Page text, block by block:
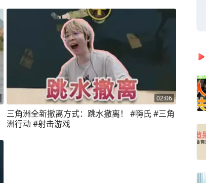
02:06
三角洲全新撤离方式：跳水撤离！ #嗨氏 #三角
洲行动 #射击游戏